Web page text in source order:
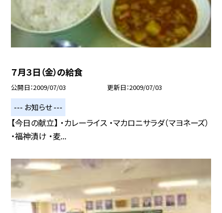
７月３日（金）の給食
公開日 2009/07/03 更新日 2009/07/03
--- お知らせ ---
【今日の献立】 ・カレーライス ・マカロニサラダ（マヨネーズ）
・福神漬け ・麦...